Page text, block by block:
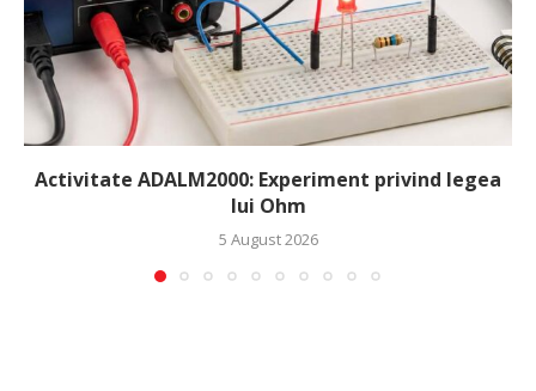
Activitate ADALM2000: Experiment privind legea
lui Ohm
5 August 2026